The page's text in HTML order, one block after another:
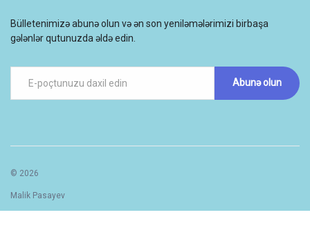
Bülletenimizə abunə olun və ən son yeniləmələrimizi birbaşa
gələnlər qutunuzda əldə edin.
Abunə olun
© 2026
Malik Pasayev